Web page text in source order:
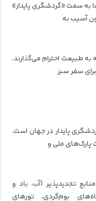
به سمت «گردشگری پایدار»
آسیب به
طبیعت احترام می‌گذارند،
سفر سبز
پایدار در جهان است.
تجدیدپذیر (آب، باد و
بوم‌گردی، تورهای